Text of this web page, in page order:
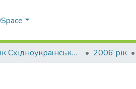
Вісник Східноукраїнського національного університету імені В. Даля 2006 рік